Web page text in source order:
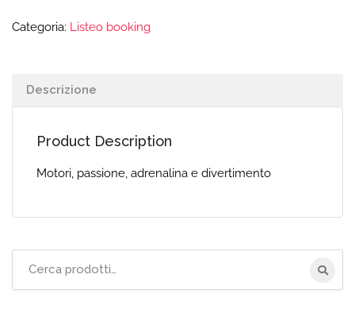
Categoria: Listeo booking
Descrizione
Product Description
Motori, passione, adrenalina e divertimento